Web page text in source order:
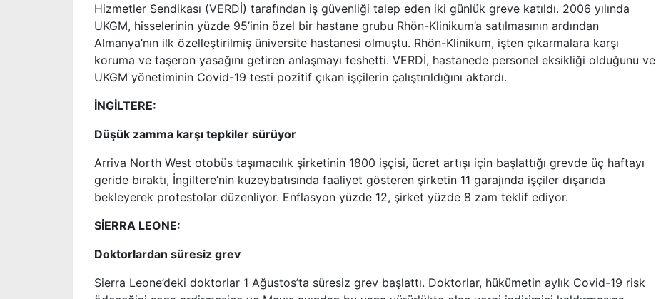
Hizmetler Sendikası (VERDİ) tarafından iş güvenliği talep eden iki günlük greve katıldı. 2006 yılında
UKGM, hisselerinin yüzde 95’inin özel bir hastane grubu Rhön-Klinikum’a satılmasının ardından
Almanya’nın ilk özelleştirilmiş üniversite hastanesi olmuştu. Rhön-Klinikum, işten çıkarmalara karşı
koruma ve taşeron yasağını getiren anlaşmayı feshetti. VERDİ, hastanede personel eksikliği olduğunu ve
UKGM yönetiminin Covid-19 testi pozitif çıkan işçilerin çalıştırıldığını aktardı.
İNGİLTERE:
Düşük zamma karşı tepkiler sürüyor
Arriva North West otobüs taşımacılık şirketinin 1800 işçisi, ücret artışı için başlattığı grevde üç haftayı
geride bıraktı, İngiltere’nin kuzeybatısında faaliyet gösteren şirketin 11 garajında işçiler dışarıda
bekleyerek protestolar düzenliyor. Enflasyon yüzde 12, şirket yüzde 8 zam teklif ediyor.
SİERRA LEONE:
Doktorlardan süresiz grev
Sierra Leone’deki doktorlar 1 Ağustos’ta süresiz grev başlattı. Doktorlar, hükümetin aylık Covid-19 risk